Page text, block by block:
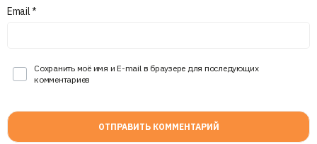
Email*
Сохранить моё имя и E-mail в браузере для последующих
комментариев